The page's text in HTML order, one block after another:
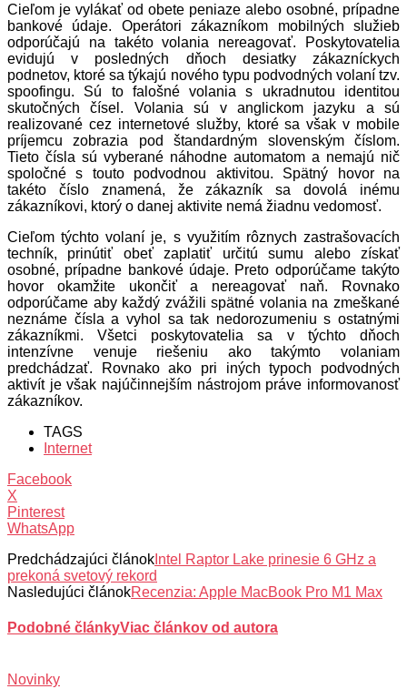
Cieľom je vylákať od obete peniaze alebo osobné, prípadne
bankové údaje. Operátori zákazníkom mobilných služieb
odporúčajú na takéto volania nereagovať. Poskytovatelia
evidujú v posledných dňoch desiatky zákazníckych
podnetov, ktoré sa týkajú nového typu podvodných volaní tzv.
spoofingu. Sú to falošné volania s ukradnutou identitou
skutočných čísel. Volania sú v anglickom jazyku a sú
realizované cez internetové služby, ktoré sa však v mobile
príjemcu zobrazia pod štandardným slovenským číslom.
Tieto čísla sú vyberané náhodne automatom a nemajú nič
spoločné s touto podvodnou aktivitou. Spätný hovor na
takéto číslo znamená, že zákazník sa dovolá inému
zákazníkovi, ktorý o danej aktivite nemá žiadnu vedomosť.
Cieľom týchto volaní je, s využitím rôznych zastrašovacích
techník, prinútiť obeť zaplatiť určitú sumu alebo získať
osobné, prípadne bankové údaje. Preto odporúčame takýto
hovor okamžite ukončiť a nereagovať naň. Rovnako
odporúčame aby každý zvážili spätné volania na zmeškané
neznáme čísla a vyhol sa tak nedorozumeniu s ostatnými
zákazníkmi. Všetci poskytovatelia sa v týchto dňoch
intenzívne venuje riešeniu ako takýmto volaniam
predchádzať. Rovnako ako pri iných typoch podvodných
aktivít je však najúčinnejším nástrojom práve informovanosť
zákazníkov.
TAGS
Internet
Facebook
X
Pinterest
WhatsApp
Predchádzajúci článok Intel Raptor Lake prinesie 6 GHz a
prekoná svetový rekord
Nasledujúci článokRecenzia: Apple MacBook Pro M1 Max
Podobné článkyViac článkov od autora
Novinky